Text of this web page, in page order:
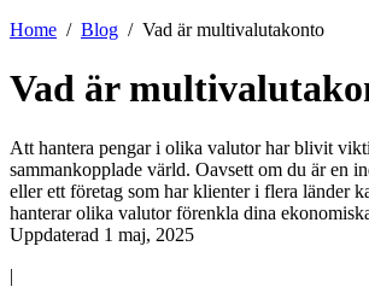
Home / Blog / Vad är multivalutakonto
Vad är
Att hantera pengar i olika valutor har blivit
sammankopplade värld. Oavsett om du är en
eller ett företag som har klienter i flera länder
hanterar olika valutor förenkla dina
Uppdaterad 1 maj, 2025
|